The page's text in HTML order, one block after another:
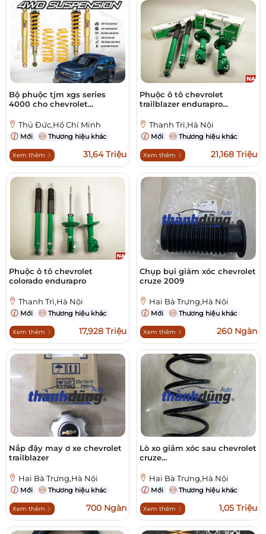
Bộ phuộc tjm xgs series
4000 cho chevrolet...
Thủ Đức,Hồ Chí Minh
Mới Thương hiệu khác
Xem thêm 31,64 Triệu
Phuộc ô tô chevrolet
trailblazer endurapro...
Thanh Trì,Hà Nội
Mới Thương hiệu khác
Xem thêm 21,168 Triệu
Phuộc ô tô chevrolet
colorado endurapro
Thanh Trì,Hà Nội
Mới Thương hiệu khác
Xem thêm 17,928 Triệu
Chụp bụi giảm xóc chevrolet
cruze 2009
Hai Bà Trưng,Hà Nội
Mới Thương hiệu khác
Xem thêm 260 Ngàn
Nắp đậy may ơ xe chevrolet
trailblazer
Hai Bà Trưng,Hà Nội
Mới Thương hiệu khác
Xem thêm 700 Ngàn
Lò xo giảm xóc sau chevrolet
cruze...
Hai Bà Trưng,Hà Nội
Mới Thương hiệu khác
Xem thêm 1,05 Triệu